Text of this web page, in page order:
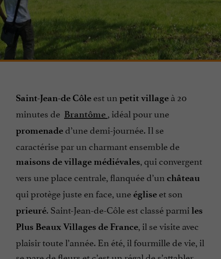
Saint-Jean-de Côle est un petit village à 20
minutes de Brantôme , idéal pour une
promenaded’une demi-journée. Il se
caractérise par un charmant ensemble de
maisons de village médiévales, qui convergent
vers une place centrale, flanquée d’un château
qui protège juste en face, uneéglise et son
prieuré. Saint-Jean-de-Côle est classé parmi les
Plus Beaux Villages de France, il se visite avec
plaisir toute l’année. En été, il fourmille de vie, il